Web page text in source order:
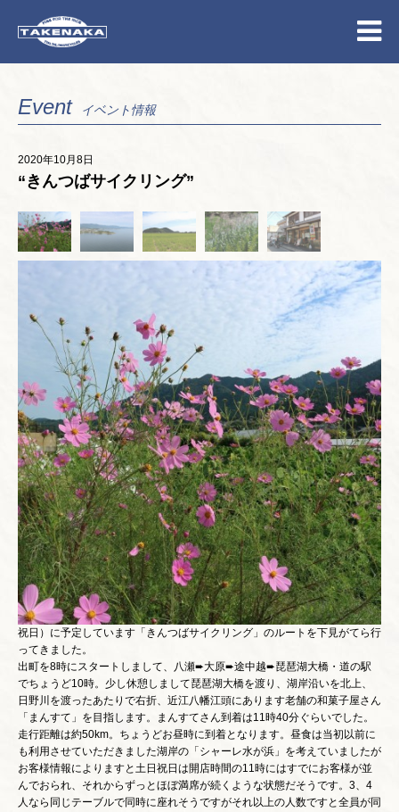
Event イベント情報
2020年10月8日
“きんつばサイクリング”
10月7日（水）はHさんご夫妻とうちのおくさんと4人で11月3日（火曜日・
祝日）に予定しています「きんつばサイクリング」のルートを下見がてら行
ってきました。
出町を8時にスタートしまして、八瀬➨大原➨途中越➨琵琶湖大橋・道の駅
でちょうど10時。少し休憩しまして琵琶湖大橋を渡り、湖岸沿いを北上、
日野川を渡ったあたりで右折、近江八幡江頭にあります老舗の和菓子屋さん
「まんすて」を目指します。まんすてさん到着は11時40分ぐらいでした。
走行距離は約50km。ちょうどお昼時に到着となります。昼食は当初以前に
も利用させていただきました湖岸の「シャーレ水が浜」を考えていましたが
お客様情報によりますと土日祝日は開店時間の11時にはすでにお客様が並
んでおられ、それからずっとほぼ満席が続くような状態だそうです。3、4
人なら同じテーブルで同時に座れそうですがそれ以上の人数ですと全員が同